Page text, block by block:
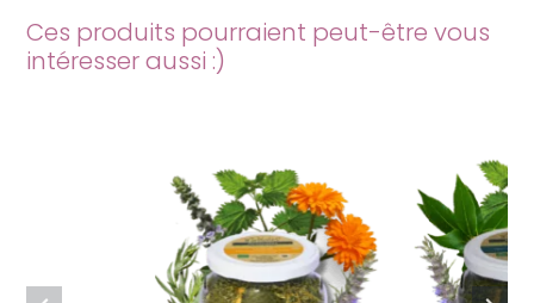
Ces produits pourraient peut-être vous
intéresser aussi :)